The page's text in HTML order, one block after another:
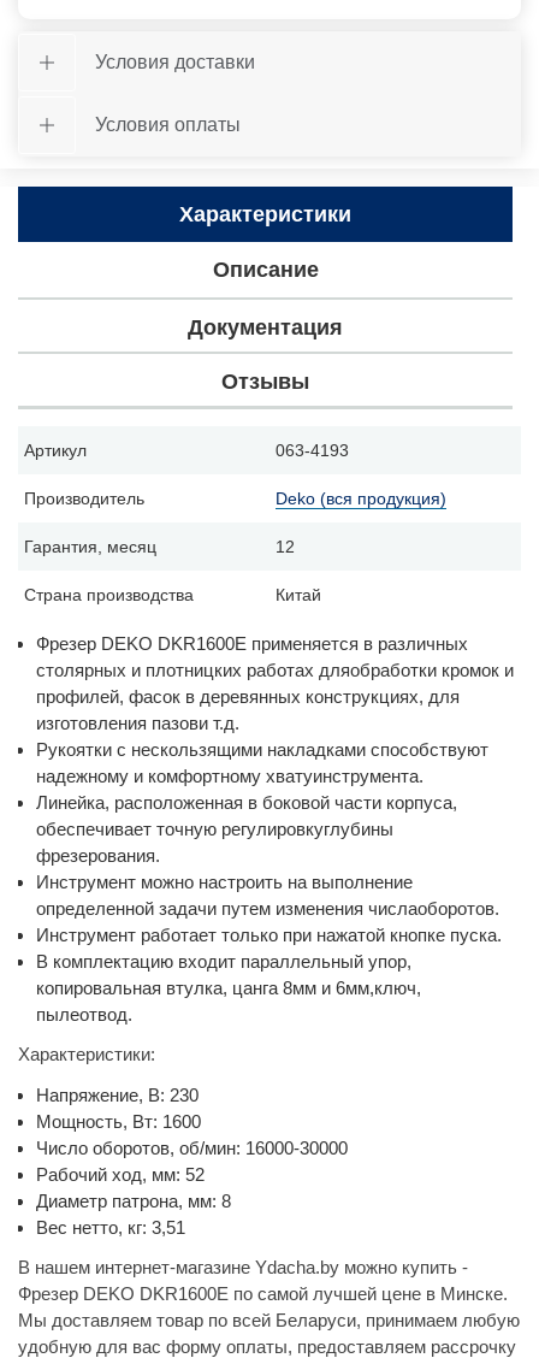
Условия доставки
Условия оплаты
Характеристики
Описание
Документация
Отзывы
Артикул 063-4193
Производитель Deko (вся продукция)
Гарантия, месяц 12
Страна производства Китай
Фрезер DEKO DKR1600E применяется в различных
столярных и плотницких работах дляобработки кромок и
профилей, фасок в деревянных конструкциях, для
изготовления пазови т.д.
Рукоятки с нескользящими накладками способствуют
надежному и комфортному хватуинструмента.
Линейка, расположенная в боковой части корпуса,
обеспечивает точную регулировкуглубины
фрезерования.
Инструмент можно настроить на выполнение
определенной задачи путем изменения числаоборотов.
Инструмент работает только при нажатой кнопке пуска.
В комплектацию входит параллельный упор,
копировальная втулка, цанга 8мм и 6мм,ключ,
пылеотвод.
Характеристики:
Напряжение, В: 230
Мощность, Вт: 1600
Число оборотов, об/мин: 16000-30000
Рабочий ход, мм: 52
Диаметр патрона, мм: 8
Вес нетто, кг: 3,51
В нашем интернет-магазине Ydacha.by можно купить -
Фрезер DEKO DKR1600E по самой лучшей цене в Минске.
Мы доставляем товар по всей Беларуси, принимаем любую
удобную для вас форму оплаты, предоставляем рассрочку